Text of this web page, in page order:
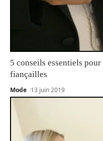
5 conseils essentiels
fiançailles
Mode 13 juin 2019